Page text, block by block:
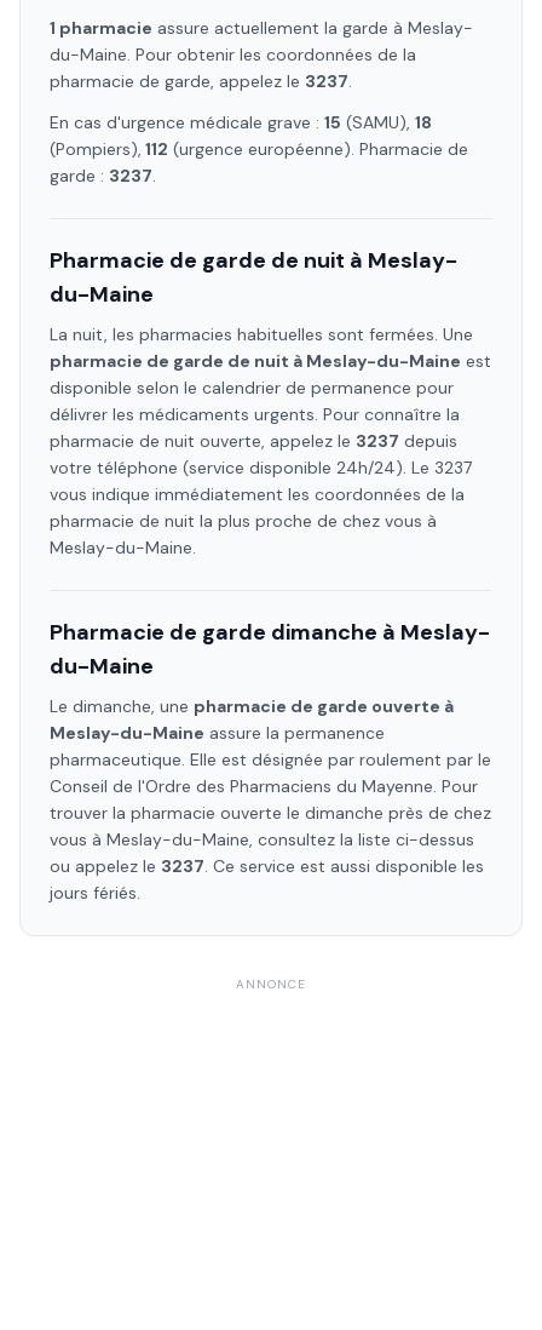
1 pharmacie assure actuellement la garde à Meslay-
du-Maine. Pour obtenir les coordonnées de la
pharmacie de garde, appelez le 3237.
En cas d'urgence médicale grave : 15 (SAMU), 18
(Pompiers), 112 (urgence européenne). Pharmacie de
garde : 3237.
Pharmacie de garde de nuit à Meslay-
du-Maine
La nuit, les pharmacies habituelles sont fermées. Une
pharmacie de garde de nuit à Meslay-du-Maine est
disponible selon le calendrier de permanence pour
délivrer les médicaments urgents. Pour connaître la
pharmacie de nuit ouverte, appelez le 3237 depuis
votre téléphone (service disponible 24h/24). Le 3237
vous indique immédiatement les coordonnées de la
pharmacie de nuit la plus proche de chez vous à
Meslay-du-Maine.
Pharmacie de garde dimanche à Meslay-
du-Maine
Le dimanche, une pharmacie de garde ouverte à
Meslay-du-Maine assure la permanence
pharmaceutique. Elle est désignée par roulement par le
Conseil de l'Ordre des Pharmaciens du Mayenne. Pour
trouver la pharmacie ouverte le dimanche près de chez
vous à Meslay-du-Maine, consultez la liste ci-dessus
ou appelez le 3237. Ce service est aussi disponible les
jours fériés.
ANNONCE